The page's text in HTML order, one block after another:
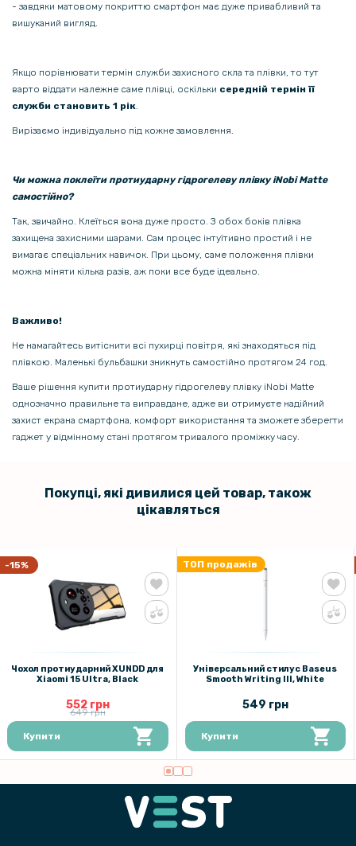
Прозорий силіконовий чохол для Tecno Camon 30 4G / Camon 30
237 грн
279 грн
Camon 30 5G з магнітною пластиною, Black
203 грн
Захисне скло з рамкою CD Pattern для Tecno Pova 6 Neo на задню
- завдяки матовому покриттю смартфон має дуже привабливий та
вишуканий вигляд.
Якщо порівнювати термін служби захисного скла та плівки, то тут
варто віддати належне саме плівці, оскільки середній термін її
служби становить 1 рік.
Вирізаємо індивідуально під кожне замовлення.
Чи можна поклеїти протиударну гідрогелеву плівку iNobi Matte
самостійно?
Так, звичайно. Клеїться вона дуже просто. З обох боків плівка
захищена захисними шарами. Сам процес інтуїтивно простий і не
вимагає спеціальних навичок. При цьому, саме положення плівки
можна міняти кілька разів, аж поки все буде ідеально.
Важливо!
Не намагайтесь витіснити всі пухирці повітря, які знаходяться під
плівкою. Маленькі бульбашки зникнуть самостійно протягом 24 год.
Ваше рішення купити протиударну гідрогелеву плівку iNobi Matte
однозначно правильне та виправдане, адже ви отримуєте надійний
захист екрана смартфона, комфорт використання та зможете зберегти
гаджет у відмінному стані протягом тривалого проміжку часу.
Покупці, які дивилися цей товар, також
цікавляться
-15%
Чохол протиударний XUNDD для
Xiaomi 15 Ultra, Black
552 грн
649 грн
Купити
ТОП продажів
Універсальний стилус Baseus
Smooth Writing III, White
549 грн
Купити